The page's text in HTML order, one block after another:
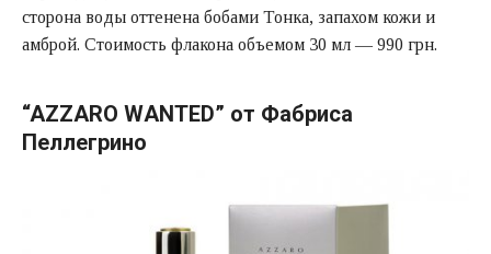
сторона воды оттенена бобами Тонка, запахом кожи и
амброй. Стоимость флакона объемом 30 мл — 990 грн.
“AZZARO WANTED” от Фабриса
Пеллегрино